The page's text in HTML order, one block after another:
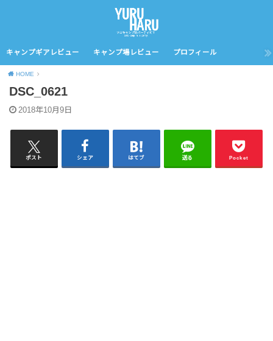
キャンプギアレビュー キャンプ場レビュー プロフィール
HOME
DSC_0621
2018年10月9日
ポスト シェア はてブ 送る Pocket